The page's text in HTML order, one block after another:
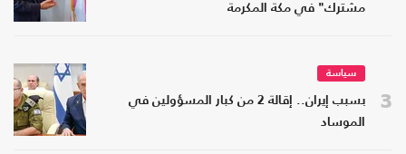
مشترك" في مكة المكرمة
3
سياسة
بسبب إيران.. إقالة 2 من كبار المسؤولين في
الموساد